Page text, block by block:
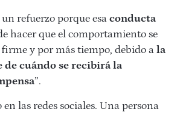
refuerzo porque esa conducta
hacer que el comportamiento se
y por más tiempo, debido a la
cuándo se recibirá la
”.
en las redes sociales. Una persona